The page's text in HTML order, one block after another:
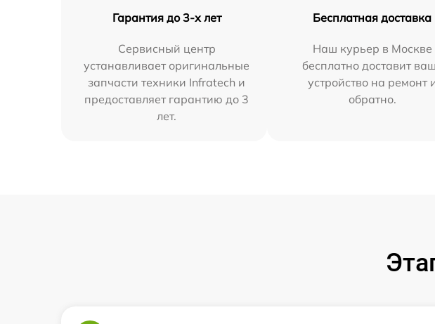
Гарантия до 3-х лет
Сервисный центр
устанавливает оригинальные
запчасти техники Infratech и
предоставляет гарантию до 3
лет.
Бесплатная доставка
Наш курьер в Москве
бесплатно доставит
устройство на ремонт
обратно.